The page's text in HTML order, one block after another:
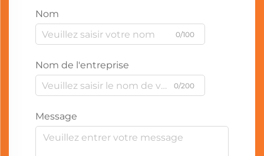
Nom
0/100
Nom de l'entreprise
0/200
Message